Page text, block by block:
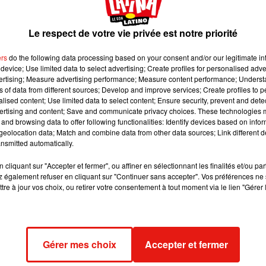
d'euros de cocaïne sur le toit d'une maison du
San Pietro, en Italie.
Pixabay
situé en Sardaine, en Italie ! Le pilote d'un petit avion
de huit kilos de cocaïnesur le toit d’une maison
faits remontent au mois de mars, les médias locaux
noir pourrait s’élever
Down"
Fly Down, la police a arrêté le pilote de l'avion ce mardi 13
à
altitude afin d'éviter les radars.
l'appareil a disparu des radars pendant 20 minutes
signaux GPS et des images de vidéosurveillance ont ainsi
Le respect de votre vie privée est notre priorité
do the following data processing based on your consent and/or our legitimate
Use limited data to select advertising; Create profiles for personalised
Measure advertising performance; Measure content performance;
of data from different sources; Develop and improve services; Create profiles to
content; Use limited data to select content; Ensure security, prevent and
and content; Save and communicate privacy choices. These technologies
browsing data to offer following functionalities: Identify devices based on
data; Match and combine data from other data sources; Link different
automatically.
cliquant sur "Accepter et fermer", ou affiner en sélectionnant les finalités et/ou
également refuser en cliquant sur "Continuer sans accepter". Vos préférences
à jour vos choix, ou retirer votre consentement à tout moment via le lien
Gérer mes choix Accepter et fermer